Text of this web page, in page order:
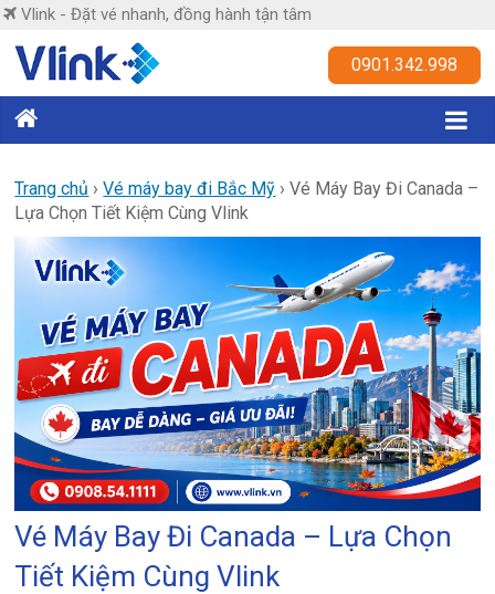
Skip
content
Vlink - Đặt vé nhanh, đồng hành tận tâm
Vlink
nhanh,
đồng
hành
tận
0901.342.998
Trang chủ ›Vé máy bay đi Bắc Mỹ ›Vé Máy Bay Đi Canada –
Lựa Chọn Tiết Kiệm Cùng Vlink
Vé Máy Bay Đi Canada – Lựa Chọn
Tiết Kiệm Cùng Vlink